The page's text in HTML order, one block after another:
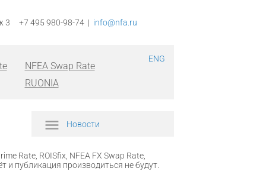
3 +7 495 980-98-74 | info@nfa.ru
NFEA Swap Rate
RUONIA
ENG
Новости
Rate, ROISfix, NFEA FX Swap Rate,
и публикация производиться не будут.